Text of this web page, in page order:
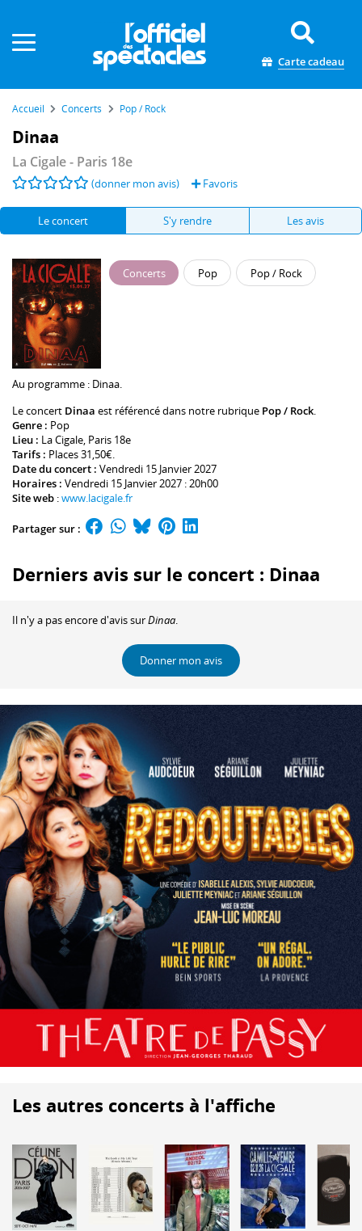
Carte cadeau
Accueil Concerts Pop / Rock
Dinaa
La Cigale- Paris 18e
(donner mon avis) Favoris
Le concert S'y rendre Les avis
Concerts Pop Pop / Rock
Au programme : Dinaa.
Le concert Dinaa est référencé dans notre rubrique Pop / Rock.
Genre : Pop
Lieu : La Cigale, Paris 18e
Tarifs : Places 31,50€.
Date du concert : Vendredi 15 Janvier 2027
Horaires : Vendredi 15 Janvier 2027 : 20h00
Site web :www.lacigale.fr
Partager sur :
Derniers avis sur le concert : Dinaa
Il n'y a pas encore d'avis surDinaa.
Donner mon avis
Les autres concerts à l'affiche